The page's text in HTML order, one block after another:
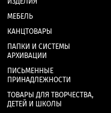
МЕБЕЛЬ
КАНЦТОВАРЫ
ПАПКИ И СИСТЕМЫ
АРХИВАЦИИ
ПИСЬМЕННЫЕ
ПРИНАДЛЕЖНОСТИ
ТОВАРЫ ДЛЯ ТВОРЧЕСТВА,
ДЕТЕЙ И ШКОЛЫ